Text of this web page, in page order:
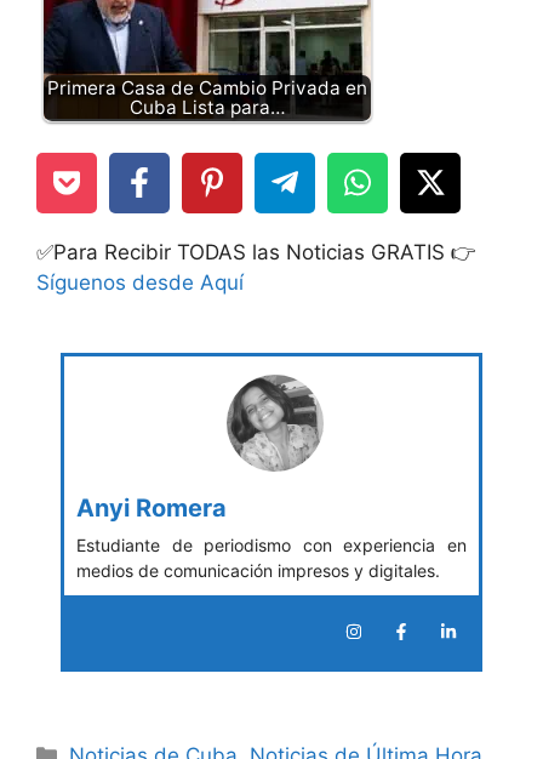
Primera Casa de Cambio Privada en
Cuba Lista para…
✅Para Recibir TODAS las Noticias GRATIS 👉
Síguenos desde Aquí
Anyi Romera
Estudiante de periodismo con experiencia en
medios de comunicación impresos y digitales.
Categories